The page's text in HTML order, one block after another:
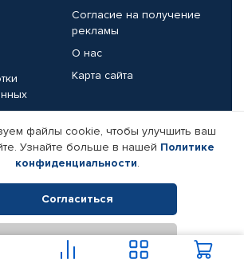
Согласие на получение
рекламы
О нас
Карта сайта
Реквизиты компании
2015-2026. Все права защищены.
товаров Автопрофи.
файлы cookie, чтобы улучшить ваш
Узнайте больше в нашей Политике
конфиденциальности.
Согласиться
Отклонить